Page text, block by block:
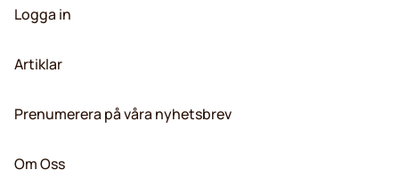
Logga in
Artiklar
Prenumerera på våra nyhetsbrev
Om Oss